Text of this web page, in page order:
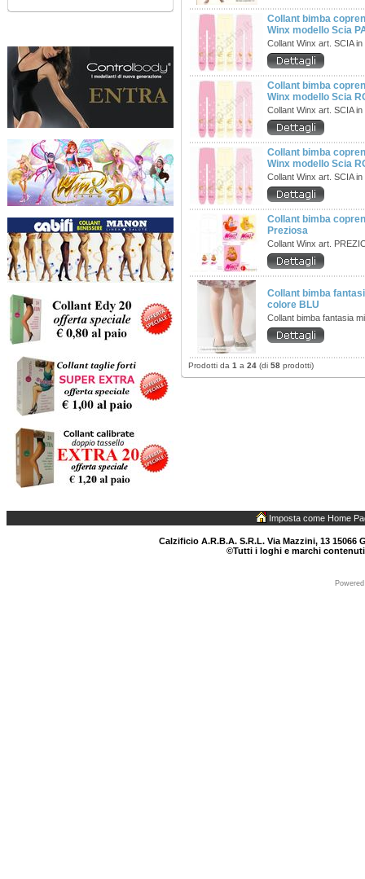
Collant bimba
Winx modello Scia
Collant Winx art. SCIA in
Collant bimba
Winx modello Scia
Collant Winx art. SCIA in
Collant bimba
Winx modello Scia
Collant Winx art. SCIA in
Collant bimba
Preziosa
Collant Winx art.
Collant bimba
colore BLU
Collant bimba fantasia
Prodotti da 1 a 24 (di 58 prodotti)
Imposta come Home
Calzificio A.R.B.A. S.R.L. Via Mazzini, 13 15066
©Tutti i loghi e marchi